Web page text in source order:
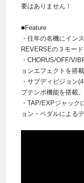
要はありません！
■Feature
・往年の名機にイン
REVERSEの３モード
・CHORUS/OFF/
ョンエフェクトを搭載
・サブディビジョン
プテンポ機能を搭載。
・TAP/EXPジャック
ョン・ペダルによる